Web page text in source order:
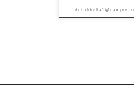
di